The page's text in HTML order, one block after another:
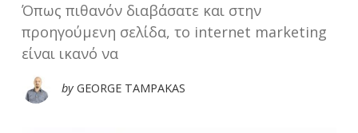
Όπως πιθανόν διαβάσατε και στην
προηγούμενη σελίδα, το internet marketing
είναι ικανό να
by GEORGE TAMPAKAS